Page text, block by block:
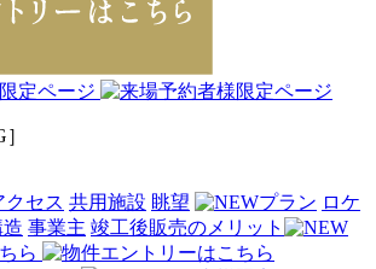
クセス 共用施設 眺望 プラン ロケ
事業主 竣工後販売のメリット